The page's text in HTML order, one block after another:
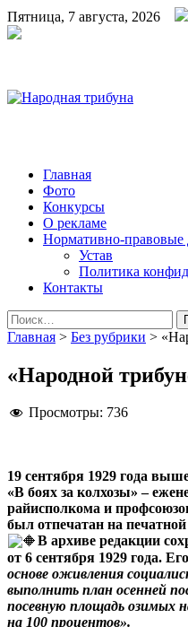
Пятница, 7 августа, 2026
Народная трибуна
Калининская районная газета
Главная
Фото
Конкурсы
О рекламе
Нормативно-правовые
Устав
Политика
Контакты
Найти:
Главная > Без рубрики >
«Народной
Просмотры: 736
19 сентября 1929 года
«В боях за колхозы» –
райисполкома и
был отпечатан на
В архиве редакции
от 6 сентября 1929 года.
основе оживления
выполнить план осенней
посевную площадь озимых
на 100 процентов».